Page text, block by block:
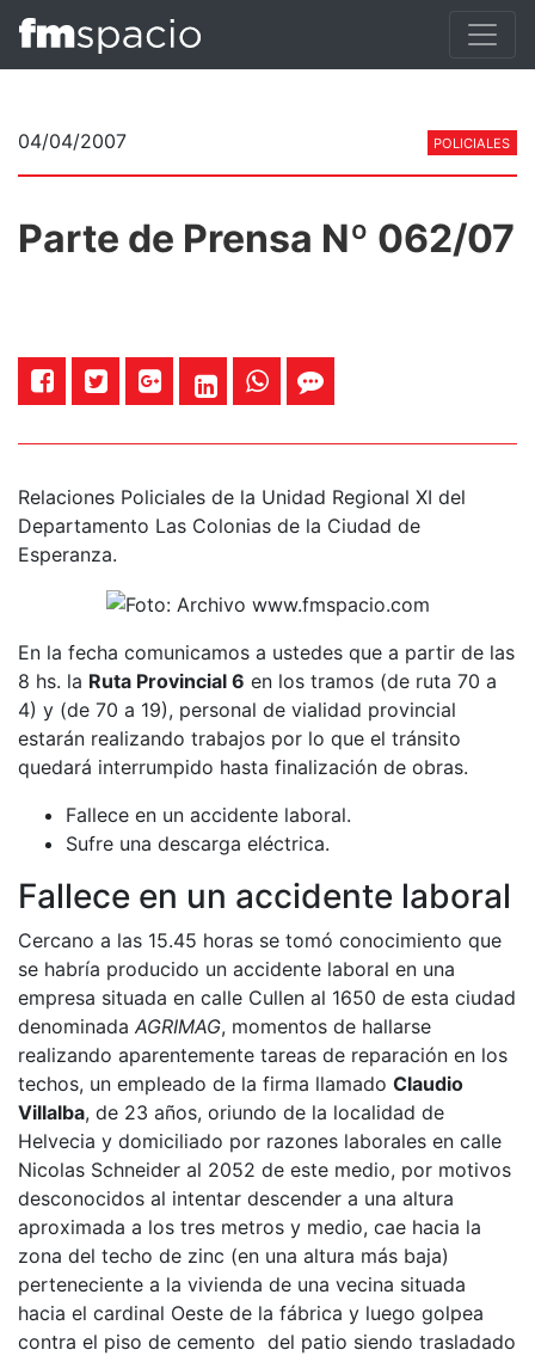
04/04/2007 POLICIALES
Parte de Prensa Nº 062/07
Relaciones Policiales de la Unidad Regional XI del
Departamento Las Colonias de la Ciudad de
Esperanza.
En la fecha comunicamos a ustedes que a partir de las
8 hs. la Ruta Provincial 6 en los tramos (de ruta 70 a
4) y (de 70 a 19), personal de vialidad provincial
estarán realizando trabajos por lo que el tránsito
quedará interrumpido hasta finalización de obras.
Fallece en un accidente laboral.
Sufre una descarga eléctrica.
Fallece en un accidente laboral
Cercano a las 15.45 horas se tomó conocimiento que
se habría producido un accidente laboral en una
empresa situada en calle Cullen al 1650 de esta ciudad
denominada AGRIMAG, momentos de hallarse
realizando aparentemente tareas de reparación en los
techos, un empleado de la firma llamado Claudio
Villalba, de 23 años, oriundo de la localidad de
Helvecia y domiciliado por razones laborales en calle
Nicolas Schneider al 2052 de este medio, por motivos
desconocidos al intentar descender a una altura
aproximada a los tres metros y medio, cae hacia la
zona del techo de zinc (en una altura más baja)
perteneciente a la vivienda de una vecina situada
hacia el cardinal Oeste de la fábrica y luego golpea
contra el piso de cemento del patio siendo trasladado